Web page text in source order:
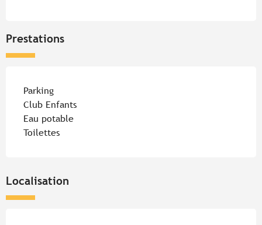
Prestations
Parking
Club Enfants
Eau potable
Toilettes
Localisation